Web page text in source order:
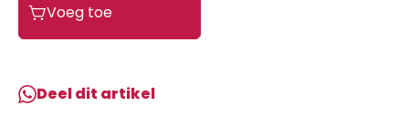
Ketting
11-
105/E-
Bike
Voeg toe
Deel dit artikel